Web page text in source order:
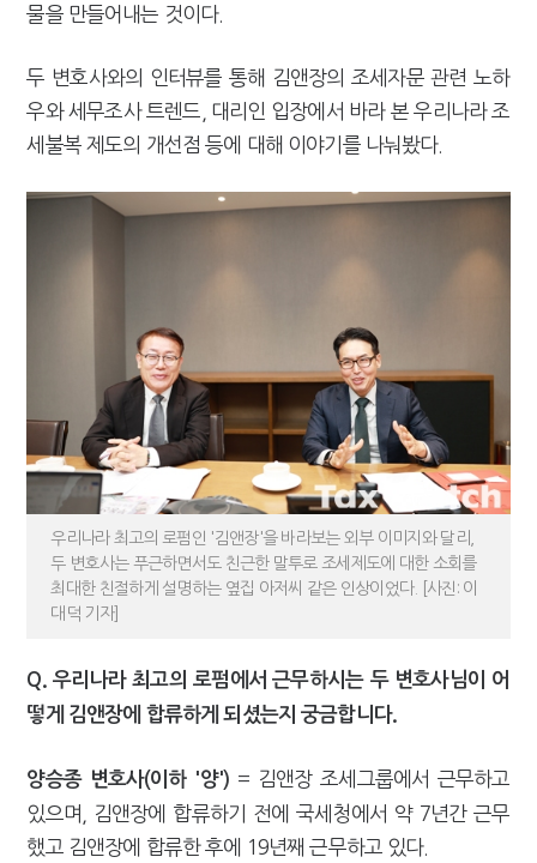
물을 만들어내는 것이다.
두 변호사와의 인터뷰를 통해 김앤장의 조세자문 관련 노하
우와 세무조사 트렌드, 대리인 입장에서 바라 본 우리나라 조
세불복 제도의 개선점 등에 대해 이야기를 나눠봤다.
우리나라 최고의 로펌인 '김앤장'을 바라보는 외부 이미지와 달리,
두 변호사는 푸근하면서도 친근한 말투로 조세제도에 대한 소회를
최대한 친절하게 설명하는 옆집 아저씨 같은 인상이었다. [사진: 이
대덕 기자]
Q. 우리나라 최고의 로펌에서 근무하시는 두 변호사님이 어
떻게 김앤장에 합류하게 되셨는지 궁금합니다.
양승종 변호사(이하 '양') = 김앤장 조세그룹에서 근무하고
있으며, 김앤장에 합류하기 전에 국세청에서 약 7년간 근무
했고 김앤장에 합류한 후에 19년째 근무하고 있다.